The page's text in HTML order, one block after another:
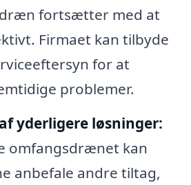
fortsætter med at
Firmaet kan tilbyde
for at
problemer.
yderligere løsninger:
omfangsdrænet kan
anbefale andre tiltag,